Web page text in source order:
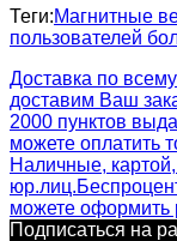
Теги:Магнитные
пользователей
Доставка по
доставим Ваш
2000 пунктов
можете оплатить
Наличные,
юр.лиц.
можете оформить
Подписаться на